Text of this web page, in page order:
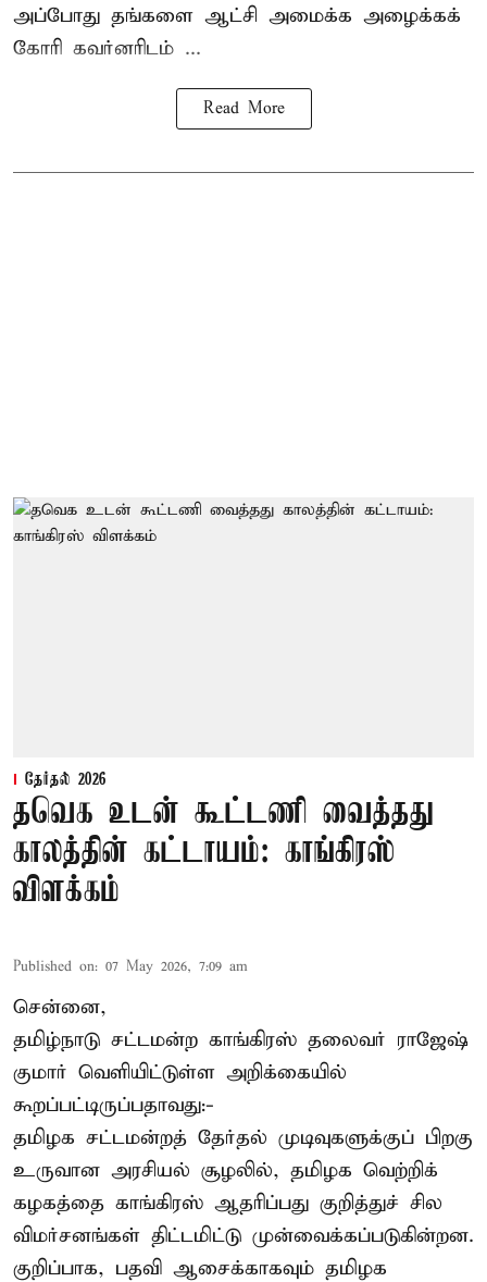
அப்போது தங்களை ஆட்சி அமைக்க அழைக்கக்
கோரி கவர்னரிடம் ...
Read More
தேர்தல் 2026
தவெக உடன் கூட்டணி வைத்தது
காலத்தின் கட்டாயம்: காங்கிரஸ்
விளக்கம்
Published on: 07 May 2026, 7:09 am
சென்னை,
தமிழ்நாடு சட்டமன்ற காங்கிரஸ் தலைவர் ராஜேஷ்
குமார் வெளியிட்டுள்ள அறிக்கையில்
கூறப்பட்டிருப்பதாவது:-
தமிழக சட்டமன்றத் தேர்தல் முடிவுகளுக்குப் பிறகு
உருவான அரசியல் சூழலில், தமிழக வெற்றிக்
கழகத்தை காங்கிரஸ் ஆதரிப்பது குறித்துச் சில
விமர்சனங்கள் திட்டமிட்டு முன்வைக்கப்படுகின்றன.
குறிப்பாக, பதவி ஆசைக்காகவும் தமிழக